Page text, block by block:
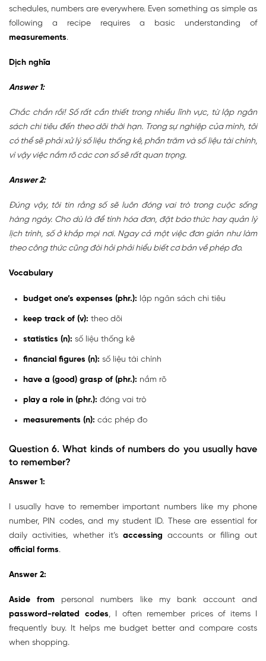
schedules, numbers are everywhere. Even something as simple as
following a recipe requires a basic understanding of
measurements.
Dịch nghĩa
Answer 1:
Chắc chắn rồi! Số rất cần thiết trong nhiều lĩnh vực, từ lập ngân
sách chi tiêu đến theo dõi thời hạn. Trong sự nghiệp của mình, tôi
có thể sẽ phải xử lý số liệu thống kê, phần trăm và số liệu tài chính,
vì vậy việc nắm rõ các con số sẽ rất quan trọng.
Answer 2:
Đúng vậy, tôi tin rằng số sẽ luôn đóng vai trò trong cuộc sống
hàng ngày. Cho dù là để tính hóa đơn, đặt báo thức hay quản lý
lịch trình, số ở khắp mọi nơi. Ngay cả một việc đơn giản như làm
theo công thức cũng đòi hỏi phải hiểu biết cơ bản về phép đo.
Vocabulary
budget one’s expenses (phr.): lập ngân sách chi tiêu
keep track of (v): theo dõi
statistics (n): số liệu thống kê
financial figures (n): số liệu tài chính
have a (good) grasp of (phr.): nắm rõ
play a role in (phr.): đóng vai trò
measurements (n): các phép đo
Question 6. What kinds of numbers do you usually have
to remember?
Answer 1:
I usually have to remember important numbers like my phone
number, PIN codes, and my student ID. These are essential for
daily activities, whether it’s accessing accounts or filling out
official forms.
Answer 2:
Aside from personal numbers like my bank account and
password-related codes, I often remember prices of items I
frequently buy. It helps me budget better and compare costs
when shopping.